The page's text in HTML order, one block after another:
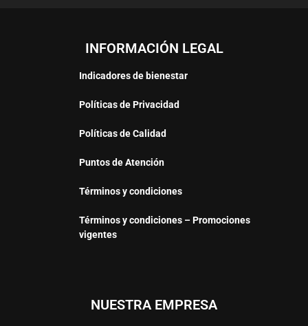
INFORMACIÓN LEGAL
Indicadores de bienestar
Políticas de Privacidad
Políticas de Calidad
Puntos de Atención
Términos y condiciones
Términos y condiciones – Promociones
vigentes
NUESTRA EMPRESA